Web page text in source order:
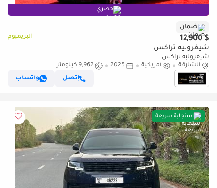
حصري
ضمان
$ 12,900 البريميوم
شيفروليه تراكس
شيفروليه تراكس
الشارقة
أمريكية 2025
9,962 كيلومتر
إتصل
واتساب
استجابة سريعة